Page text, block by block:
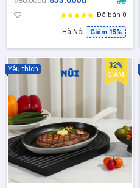
Hợp Mọi Loại bếp
Đã bán 0
Hà Nội Giảm 15%
Yêu thích 32%
GIẢM